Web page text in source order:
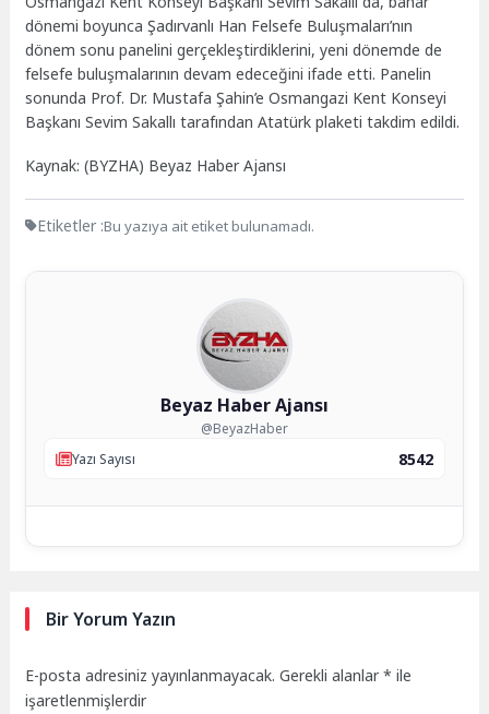
dönemi boyunca Şadırvanlı Han Felsefe Buluşmaları’nın
dönem sonu panelini gerçekleştirdiklerini, yeni dönemde de
felsefe buluşmalarının devam edeceğini ifade etti. Panelin
sonunda Prof. Dr. Mustafa Şahin’e Osmangazi Kent Konseyi
Başkanı Sevim Sakallı tarafından Atatürk plaketi takdim edildi.
Kaynak: (BYZHA) Beyaz Haber Ajansı
Etiketler :Bu yazıya ait etiket bulunamadı.
Beyaz Haber Ajansı
@BeyazHaber
Yazı Sayısı
8542
Bir Yorum Yazın
E-posta adresiniz yayınlanmayacak. Gerekli alanlar* ile
işaretlenmişlerdir